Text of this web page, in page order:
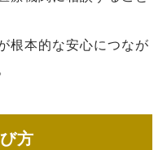
根本的な安心につなが
方